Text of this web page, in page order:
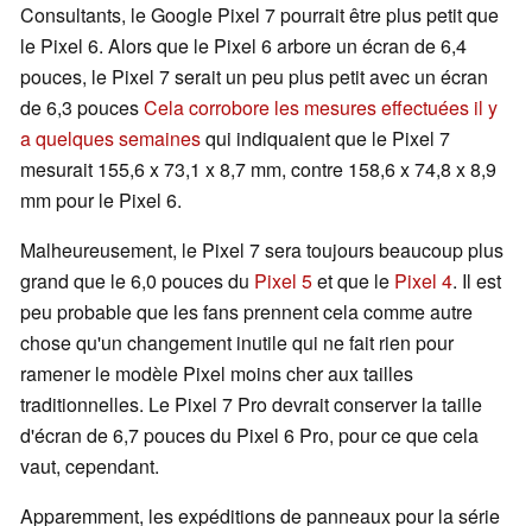
Consultants, le Google Pixel 7 pourrait être plus petit que
le Pixel 6. Alors que le Pixel 6 arbore un écran de 6,4
pouces, le Pixel 7 serait un peu plus petit avec un écran
de 6,3 poucesCela corrobore les mesures effectuées il y
a quelques semainesqui indiquaient que le Pixel 7
mesurait 155,6 x 73,1 x 8,7 mm, contre 158,6 x 74,8 x 8,9
mm pour le Pixel 6.
Malheureusement, le Pixel 7 sera toujours beaucoup plus
grand que le 6,0 pouces du Pixel 5et que le Pixel 4. Il est
peu probable que les fans prennent cela comme autre
chose qu'un changement inutile qui ne fait rien pour
ramener le modèle Pixel moins cher aux tailles
traditionnelles. Le Pixel 7 Pro devrait conserver la taille
d'écran de 6,7 pouces du Pixel 6 Pro, pour ce que cela
vaut, cependant.
Apparemment, les expéditions de panneaux pour la série